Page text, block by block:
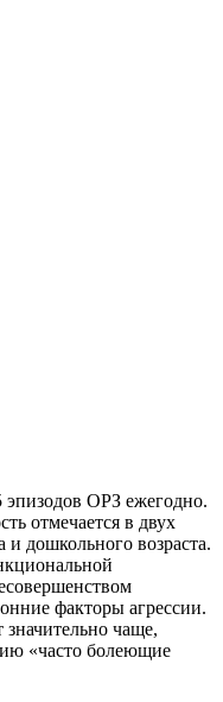
эпизодов ОРЗ ежегодно.
отмечается в двух
и дошкольного возраста.
факторы агрессии.
чаще,
«часто болеющие